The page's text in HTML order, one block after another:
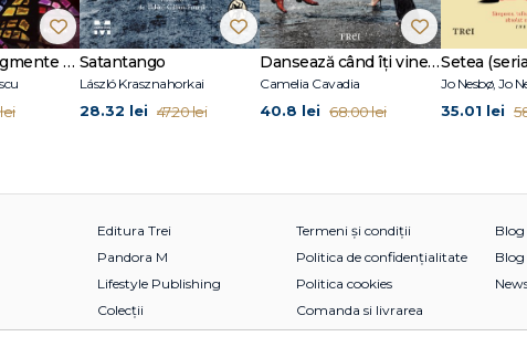
Vitraliu din fragmente de fantomă Satantango
László Krasznahorkai
28.32 lei 47.20 lei
Dansează când îți vine să plângi
Camelia Cavadia
40.8 lei 68.00 lei
Jo Nesbø, Jo
35.01 lei
Editura Trei
Pandora M
Lifestyle Publishing
Colecții
Termeni și condiții
Politica de confidențialitate
Politica cookies
Comanda si livrarea